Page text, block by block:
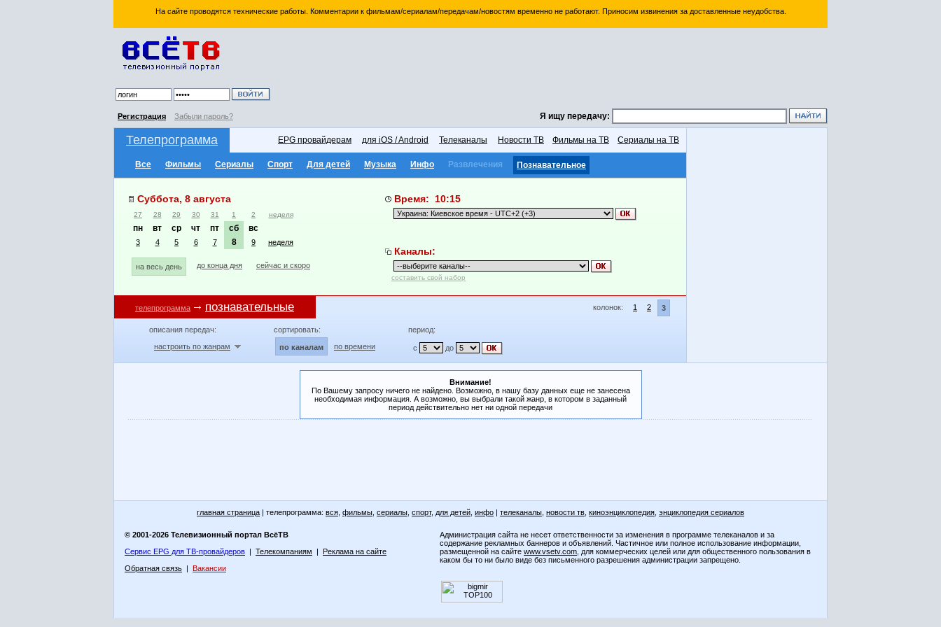
На сайте проводятся технические работы. Комментарии к фильмам/сериалам/передачам/новостям временно не работают. Приносим извинения за доставленные неудобства.
Регистрация Забыли пароль? Я ищу передачу:
Телепрограмма EPG провайдерам для iOS / Android Телеканалы Новости ТВ Фильмы на ТВ Сериалы на ТВ
Все Фильмы Сериалы Спорт Для детей Музыка Инфо Развлечения Познавательное
Суббота, 8 августа
27 28 29 30 31 1 2 неделя
пн вт ср чт пт сб вс
3 4 5 6 7 8 9 неделя
на весь день до конца дня сейчас и скоро
Время: 10:15
Каналы:
составить свой набор
телепрограмма познавательные колонок: 1 2 3
описания передач:
настроить по жанрам
сортировать:
по каналам по времени
период:
с до
Внимание!
По Вашему запросу ничего не найдено. Возможно, в нашу базу данных еще не занесена
необходимая информация. А возможно, вы выбрали такой жанр, в котором в заданный
период действительно нет ни одной передачи
главная страница | телепрограмма: вся фильмы сериалы спорт, для детей инфо | телеканалы новости тв киноэнциклопедия энциклопедия сериалов
© 2001-2026 Телевизионный портал ВсёТВ
Сервис EPG для ТВ-провайдеров | Телекомпаниям | Реклама на сайте
Обратная связь | Вакансии
Администрация сайта не несет ответственности за изменения в программе телеканалов и за
содержание рекламных баннеров и объявлений. Частичное или полное использование информации,
размещенной на сайте www.vsetv.com , для коммерческих целей или для общественного пользования в
каком бы то ни было виде без письменного разрешения администрации запрещено.